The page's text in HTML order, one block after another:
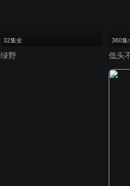
32集全
绿野
360集
低头